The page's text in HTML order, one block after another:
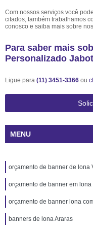
Com nossos serviços você
citados, também trabalhamos
conosco e saiba mais sobre
Para saber mais
Personalizado
Ligue para (11) 3451-3366 ou
MENU
orçamento de banner de lona
orçamento de banner em
orçamento de banner lona
banners de lona Araras